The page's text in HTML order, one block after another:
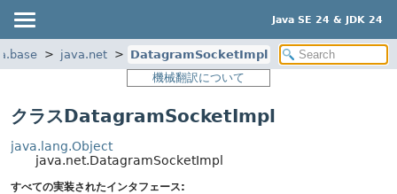
Java SE 24 & JDK 24
java.net
DatagramSocketImpl
機械翻訳について
クラスDatagramSocketImpl
java.lang.Object
java.net.DatagramSocketImpl
すべての実装されたインタフェース: